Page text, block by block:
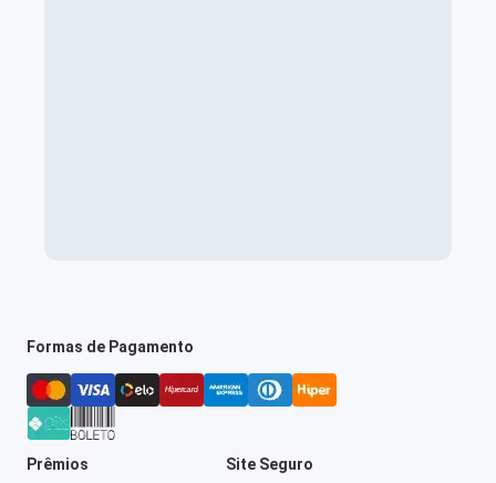
Formas de Pagamento
Prêmios Site Seguro